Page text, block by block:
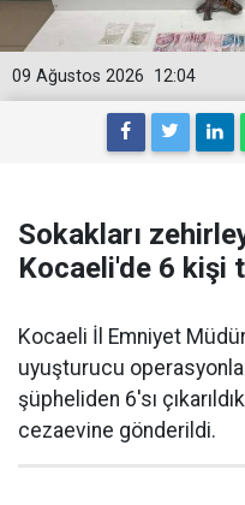
12:04
09 Ağustos 2026
Sokakları
Kocaeli'de 6 kişi
Kocaeli İl Emniyet
uyuşturucu
şüpheliden 6'sı
cezaevine gönderildi.